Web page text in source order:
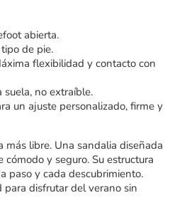
abierta.
de pie.
flexibilidad y contacto con
suela, no extraíble.
un ajuste personalizado, firme y
más libre. Una sandalia diseñada
y seguro. Su estructura
paso y cada descubrimiento.
para disfrutar del verano sin